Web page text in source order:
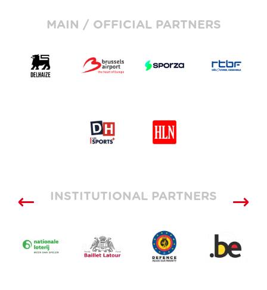
MAIN / OFFICIAL PARTNERS
INSTITUTIONAL PARTNERS